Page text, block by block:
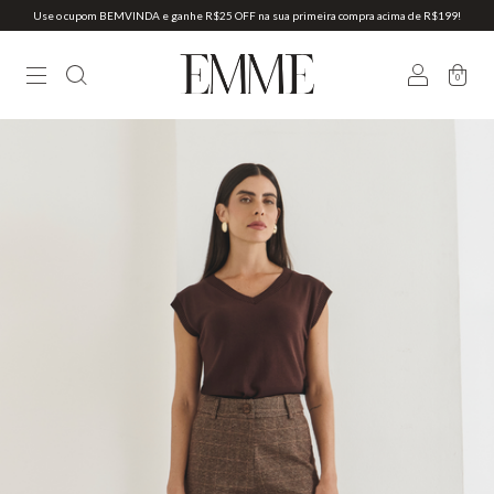
Use o cupom BEMVINDA e ganhe R$25 OFF na sua primeira compra acima de R$199!
0